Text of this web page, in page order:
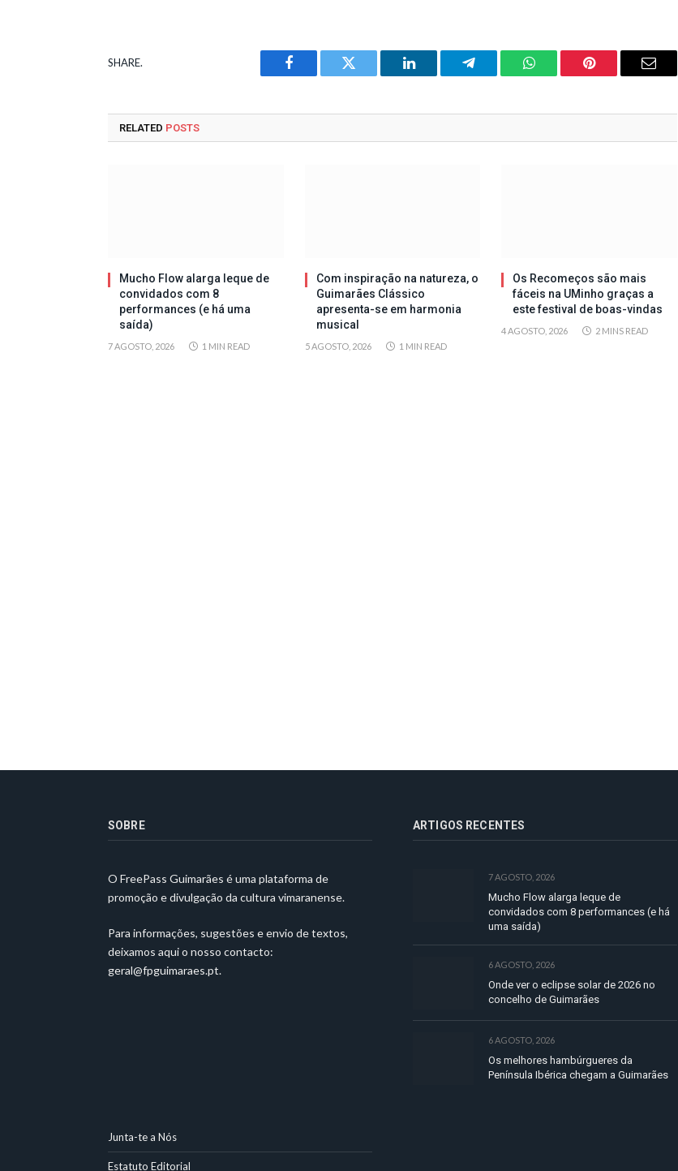
SHARE.
Facebook Twitter LinkedIn Telegram WhatsAppPinterest Email
RELATED POSTS
Mucho Flow alarga leque de
convidados com 8
performances (e há uma
saída)
7 AGOSTO, 2026 1 MIN READ
Com inspiração na natureza, o
Guimarães Clássico
apresenta-se em harmonia
musical
5 AGOSTO, 2026 1 MIN READ
Os Recomeços são mais
fáceis na UMinho graças a
este festival de boas-vindas
4 AGOSTO, 2026 2 MINS READ
SOBRE
O FreePass Guimarães é uma plataforma de
promoção e divulgação da cultura vimaranense.
Para informações, sugestões e envio de textos,
deixamos aqui o nosso contacto:
geral@fpguimaraes.pt.
ARTIGOS RECENTES
7 AGOSTO, 2026
Mucho Flow alarga leque de
convidados com 8 performances (e há
uma saída)
6 AGOSTO, 2026
Onde ver o eclipse solar de 2026 no
concelho de Guimarães
6 AGOSTO, 2026
Os melhores hambúrgueres da
Península Ibérica chegam a Guimarães
Junta-te a Nós
Estatuto Editorial